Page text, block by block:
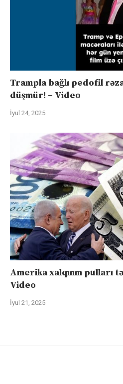
Trampla bağlı pedofil
düşmür! – Video
İyul 24, 2025
Amerika xalqının pulları
Video
İyul 21, 2025